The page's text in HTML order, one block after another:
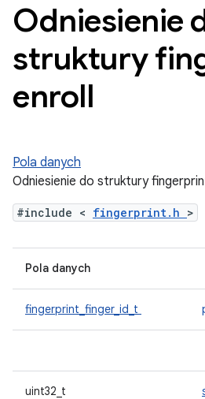
Odniesienie
struktury
enroll
Pola danych
Odniesienie do struktury
#include < fingerprint.h >
Pola danych
fingerprint_finger_id_t
uint32_t